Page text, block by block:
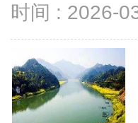
时间 : 2026-